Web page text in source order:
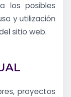
los posibles
y utilización
sitio web.
proyectos